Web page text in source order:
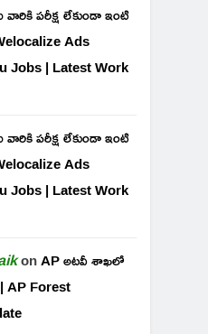
వారికి పరీక్ష లేకుండా ఇంటి
Ads
Jobs | Latest Work
వారికి పరీక్ష లేకుండా ఇంటి
Ads
Jobs | Latest Work
onAP అటవీ శాఖలో
AP Forest